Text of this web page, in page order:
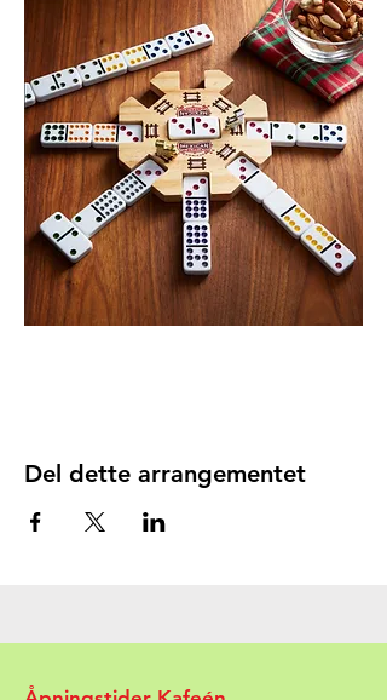
Del dette arrangementet